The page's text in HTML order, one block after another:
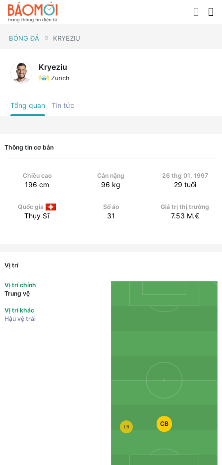
BÓNG ĐÁ KRYEZIU
Kryeziu
Zurich
Tổng quan Tin tức
Thông tin cơ bản
Chiều cao
196 cm
Cân nặng
96 kg
26 thg 01, 1997
29 tuổi
Quốc gia
Thụy Sĩ
Số áo
31
Giá trị thị trường
7.53 M.€
Vị trí
Vị trí chính
Trung vệ
Vị trí khác
Hậu vệ trái
CB
LB